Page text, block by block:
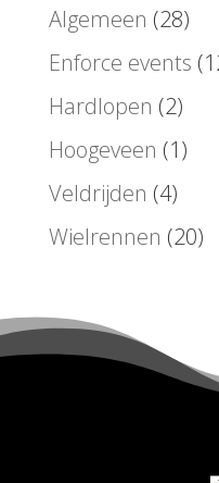
Algemeen (28)
Enforce events
Hardlopen (2)
Hoogeveen (1)
Veldrijden (4)
Wielrennen (20)